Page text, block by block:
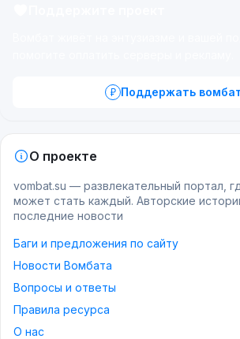
Поддержать
О проекте
vombat.su — развлекательный портал,
может стать каждый. Авторские
последние новости
Баги и предложения по сайту
Новости Вомбата
Вопросы и ответы
Правила ресурса
О нас